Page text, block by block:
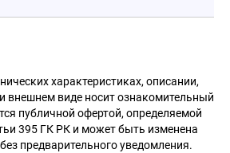
характеристиках, описании,
внешнем виде носит ознакомительный
публичной офертой, определяемой
395 ГК РК и может быть изменена
предварительного уведомления.